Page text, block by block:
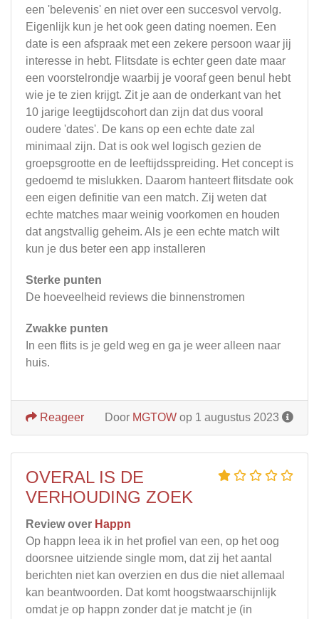
een 'belevenis' en niet over een succesvol vervolg.
Eigenlijk kun je het ook geen dating noemen. Een
date is een afspraak met een zekere persoon waar jij
interesse in hebt. Flitsdate is echter geen date maar
een voorstelrondje waarbij je vooraf geen benul hebt
wie je te zien krijgt. Zit je aan de onderkant van het
10 jarige leegtijdscohort dan zijn dat dus vooral
oudere 'dates'. De kans op een echte date zal
minimaal zijn. Dat is ook wel logisch gezien de
groepsgrootte en de leeftijdsspreiding. Het concept is
gedoemd te mislukken. Daarom hanteert flitsdate ook
een eigen definitie van een match. Zij weten dat
echte matches maar weinig voorkomen en houden
dat angstvallig geheim. Als je een echte match wilt
kun je dus beter een app installeren
Sterke punten
De hoeveelheid reviews die binnenstromen
Zwakke punten
In een flits is je geld weg en ga je weer alleen naar
huis.
Door MGTOW op 1 augustus 2023
Reageer
OVERAL IS DE
VERHOUDING ZOEK
Review over Happn
Op happn leea ik in het profiel van een, op het oog
doorsnee uitziende single mom, dat zij het aantal
berichten niet kan overzien en dus die niet allemaal
kan beantwoorden. Dat komt hoogstwaarschijnlijk
omdat je op happn zonder dat je matcht je (in